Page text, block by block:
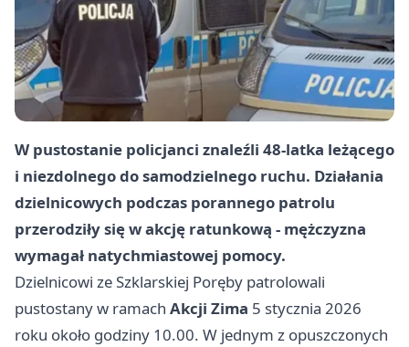
W pustostanie policjanci znaleźli 48-latka leżącego
i niezdolnego do samodzielnego ruchu. Działania
dzielnicowych podczas porannego patrolu
przerodziły się w akcję ratunkową - mężczyzna
wymagał natychmiastowej pomocy.
Dzielnicowi ze Szklarskiej Poręby patrolowali
pustostany w ramach Akcji Zima 5 stycznia 2026
roku około godziny 10.00. W jednym z opuszczonych